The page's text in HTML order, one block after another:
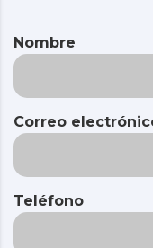
Nombre
Correo
Teléfono